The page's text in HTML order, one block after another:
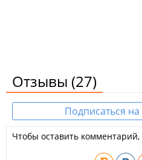
Отзывы (27)
Подписаться
Чтобы оставить комментарий,